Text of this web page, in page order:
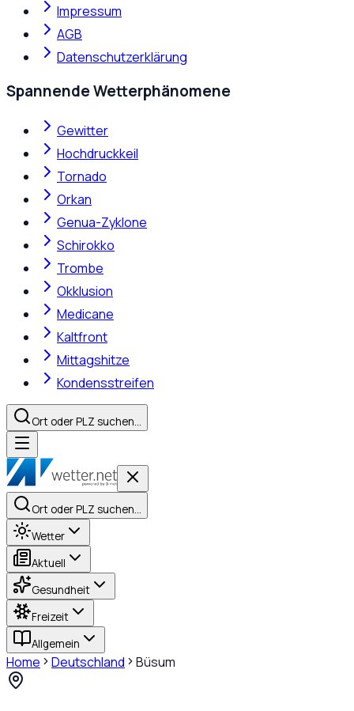
Impressum
AGB
Datenschutzerklärung
Spannende Wetterphänomene
Gewitter
Hochdruckkeil
Tornado
Orkan
Genua-Zyklone
Schirokko
Trombe
Okklusion
Medicane
Kaltfront
Mittagshitze
Kondensstreifen
Ort oder PLZ suchen…
Ort oder PLZ suchen…
Wetter
Aktuell
Gesundheit
Freizeit
Allgemein
Home Deutschland Büsum